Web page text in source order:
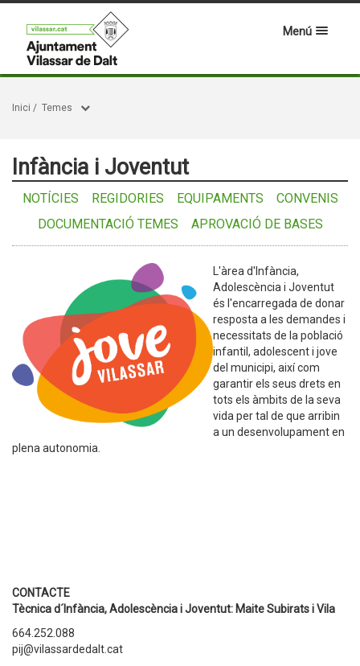
Menú
Inici / Temes
Infància i Joventut
NOTÍCIES REGIDORIES EQUIPAMENTS
CONVENIS
DOCUMENTACIÓ TEMES
APROVACIÓ DE BASES
L'àrea d'Infància,
Adolescència i Joventut
és l'encarregada de donar
resposta a les demandes i
necessitats de la població
infantil, adolescent i jove
del municipi, així com
garantir els seus drets en
tots els àmbits de la seva
vida per tal de que arribin
a un desenvolupament en
plena autonomia.
CONTACTE
Tècnica d´Infància, Adolescència i Joventut: Maite Subirats i Vila
664.252.088
pij@vilassardedalt.cat